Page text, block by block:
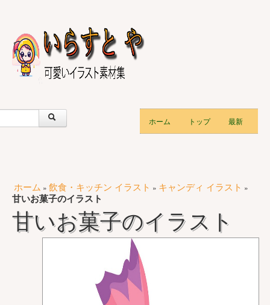
ホーム トップ 最新
ホーム » 飲食・キッチン イラスト » キャンディ イラスト »
甘いお菓子のイラスト
甘いお菓子のイラスト